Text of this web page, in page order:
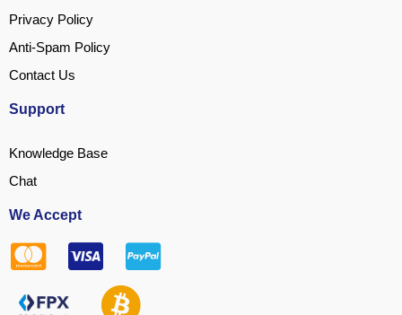
Privacy Policy
Anti-Spam Policy
Contact Us
Support
Knowledge Base
Chat
We Accept